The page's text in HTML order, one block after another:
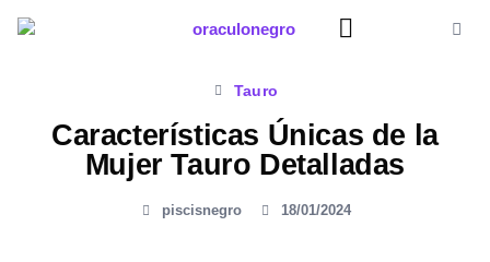
Tauro
Características Únicas de la
Mujer Tauro Detalladas
piscisnegro 18/01/2024